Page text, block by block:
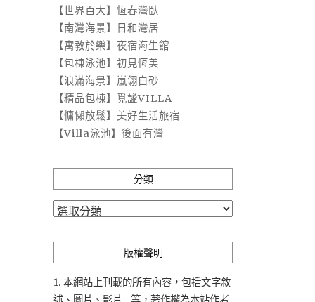
【世界百大】恆春灣臥
【南灣海景】日和灣居
【寓教於樂】夜宿海生館
【包棟泳池】初見恆美
【浪滿海景】嵐翎白砂
【精品包棟】覓謐VILLA
【慵懶放鬆】美好生活旅宿
【Villa泳池】後面有灣
分類
分
版權聲明
1. 本網站上刊載的所有內容，包括文字敘